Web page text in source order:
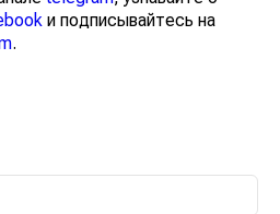
telegram, узнавайте о